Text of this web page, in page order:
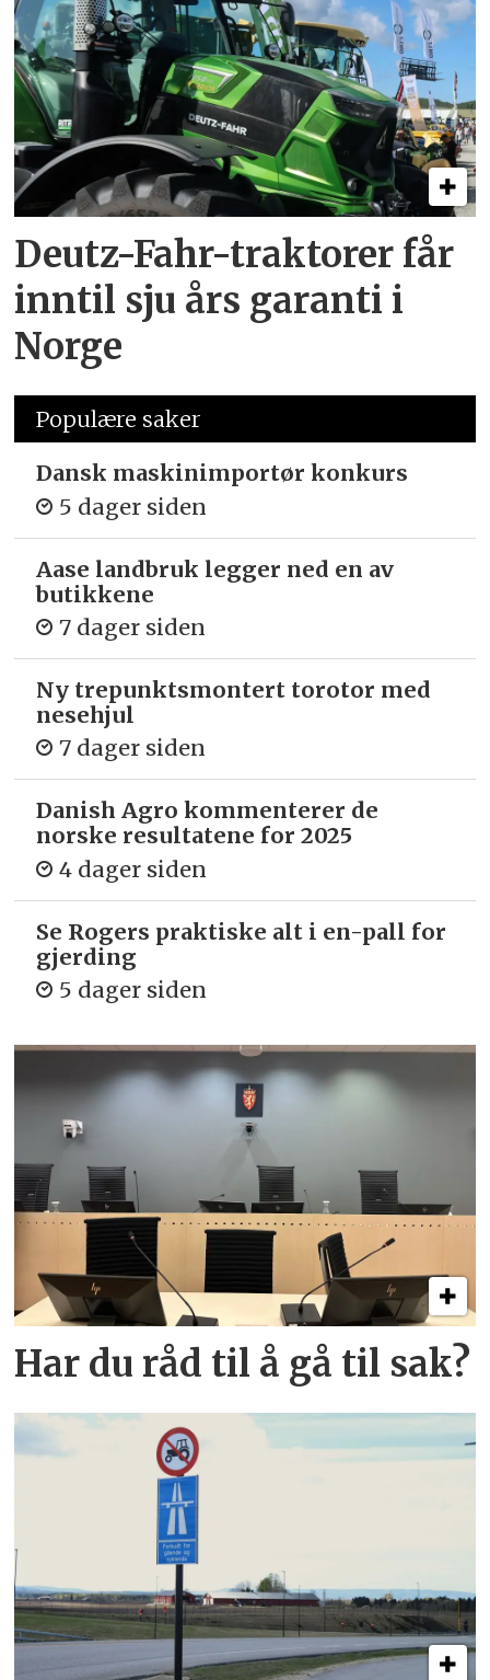
Deutz-Fahr-traktorer får
inntil sju års garanti i
Norge
Populære saker
Dansk maskinimportør konkurs
5 dager siden
Aase landbruk legger ned en av
butikkene
7 dager siden
Ny trepunkts­montert torotor med
nesehjul
7 dager siden
Danish Agro kommenterer de
norske resultatene for 2025
4 dager siden
Se Rogers praktiske alt i en-pall for
gjerding
5 dager siden
Har du råd til å gå til sak?